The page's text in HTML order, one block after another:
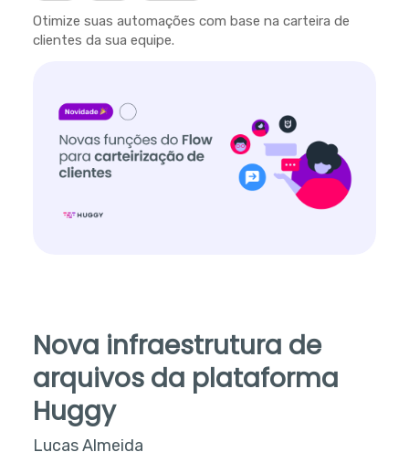
Otimize suas automações com base na carteira de
clientes da sua equipe.
Nova infraestrutura de
arquivos da plataforma
Huggy
Lucas Almeida